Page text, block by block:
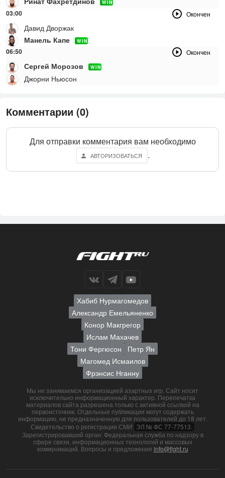
WIN
03:00 Окончен
Давид Дворжак
Манель Капе
WIN
06:50 Окончен
Сергей Морозов WIN
Джорни Ньюсон
Комментарии (0)
Для отправки комментария вам необходимо
АВТОРИЗОВАТЬСЯ .
Хабиб Нурмагомедов
Александр Емельяненко
Конор Макгрегор
Ислам Махачев
Тони Фергюсон
Петр Ян
Магомед Исмаилов
Фрэнсис Нганну
Мы не занимаемся организацией азартных игр. Сайт носит
исключительно информационный характер. Перепечатка
материалов сайта разрешена только с активной ссылкой на
первоисточник. Отдельные публикации могут содержать
информацию, не предназначенную для пользователей до 18 лет.
Свидетельство о регистрации СМИ ЭЛ № ФС 77-77513.
Зарегистрировавший орган: Федеральная служба по надзору в
сфере связи, информационных технологий и массовых
коммуникаций. Вопросы и предложения info@fight.ru